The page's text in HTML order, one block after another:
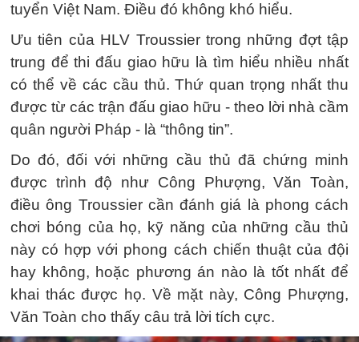
tuyển Việt Nam. Điều đó không khó hiểu.
Ưu tiên của HLV Troussier trong những đợt tập
trung để thi đấu giao hữu là tìm hiểu nhiều nhất
có thể về các cầu thủ. Thứ quan trọng nhất thu
được từ các trận đấu giao hữu - theo lời nhà cầm
quân người Pháp - là “thông tin”.
Do đó, đối với những cầu thủ đã chứng minh
được trình độ như Công Phượng, Văn Toàn,
điều ông Troussier cần đánh giá là phong cách
chơi bóng của họ, kỹ năng của những cầu thủ
này có hợp với phong cách chiến thuật của đội
hay không, hoặc phương án nào là tốt nhất để
khai thác được họ. Về mặt này, Công Phượng,
Văn Toàn cho thấy câu trả lời tích cực.